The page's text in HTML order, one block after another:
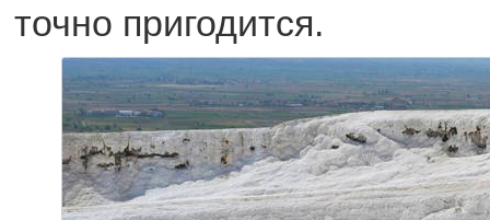
точно пригодится.